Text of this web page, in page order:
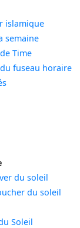
islamique
semaine
Time
fuseau horaire
du soleil
du soleil
Soleil